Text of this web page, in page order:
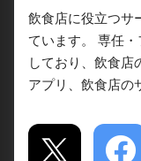
飲食店に役立つサ
ています。 専任
しており、飲食店
アプリ、飲食店の